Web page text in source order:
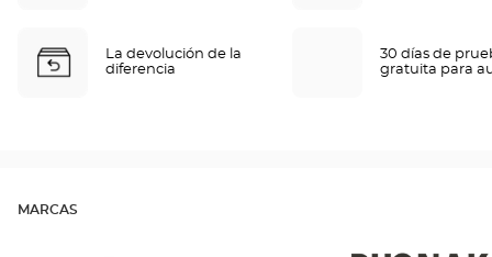
La devolución de la
diferencia
30 días de
gratuita para
MARCAS